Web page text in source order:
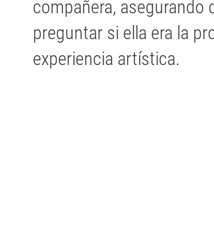
compañera, asegurando
preguntar si ella era la
experiencia artística.